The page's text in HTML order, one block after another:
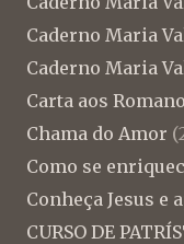
Caderno Maria
Caderno Maria
Carta aos
Chama do Amor
Como se
Conheça Jesus e
CURSO DE